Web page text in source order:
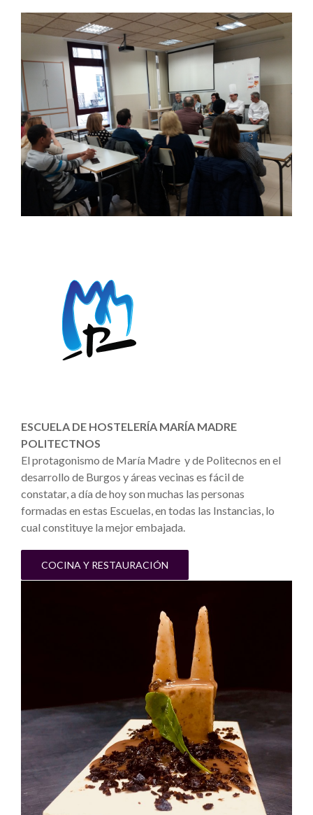
ESCUELA DE HOSTELERÍA MARÍA MADRE
POLITECTNOS
El protagonismo de María Madre y de Politecnos en el
desarrollo de Burgos y áreas vecinas es fácil de
constatar, a día de hoy son muchas las personas
formadas en estas Escuelas, en todas las Instancias, lo
cual constituye la mejor embajada.
COCINA Y RESTAURACIÓN